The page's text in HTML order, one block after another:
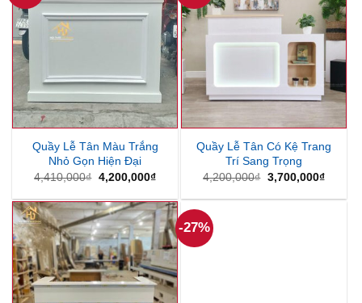
Quầy Lễ Tân Màu Trắng
Nhỏ Gọn Hiện Đại
4,410,000₫ Giá
gốc
là:
4,410,000₫.
4,200,000₫Giá
tại
là:
4,200,000₫.
Quầy Lễ Tân Có Kệ Trang
Trí Sang Trọng
4,200,000₫ Giá
gốc
là:
3,700,000₫Giá
tại
-27%